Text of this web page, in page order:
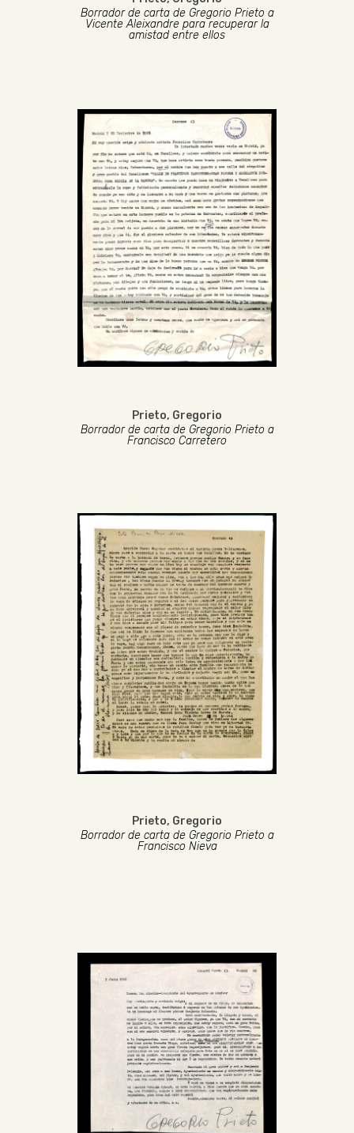
Borrador de carta de Gregorio Prieto a
Vicente Aleixandre para recuperar la
amistad entre ellos
Prieto, Gregorio
Borrador de carta de Gregorio Prieto a
Francisco Carretero
Prieto, Gregorio
Borrador de carta de Gregorio Prieto a
Francisco Nieva